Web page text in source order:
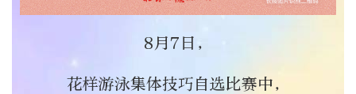
8月7日，
花样游泳集体技巧自选比赛中，